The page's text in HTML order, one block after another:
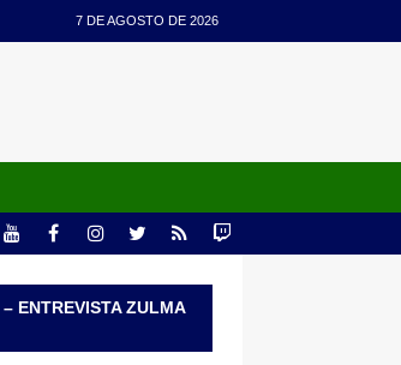
7 DE AGOSTO DE 2026
ENTREVISTA ZULMA